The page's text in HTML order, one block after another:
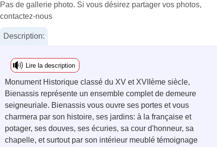
Pas de gallerie photo. Si vous désirez partager vos photos,
contactez-nous
Description:
Lire la description
Monument Historique classé du XV et XVIIème siècle,
Bienassis représente un ensemble complet de demeure
seigneuriale. Bienassis vous ouvre ses portes et vous
charmera par son histoire, ses jardins: à la française et
potager, ses douves, ses écuries, sa cour d'honneur, sa
chapelle, et surtout par son intérieur meublé témoignage